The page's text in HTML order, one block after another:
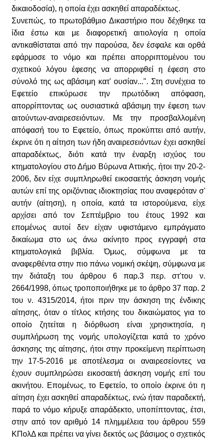
δικαιοδοσία), η οποία έχει ασκηθεί απαραδέκτως.
Συνεπώς, το πρωτοβάθμιο Δικαστήριο που δέχθηκε τα
ίδια έστω και με διαφορετική αιτιολογία η οποία
αντικαθίσταται από την παρούσα, δεν έσφαλε και ορθά
εφάρμοσε το νόμο και πρέπει απορριπτομένου του
σχετικού λόγου έφεσης να απορριφθεί η έφεση στο
σύνολό της ως αβάσιμη κατ' ουσίαν...". Στη συνέχεια το
Εφετείο επικύρωσε την πρωτόδικη απόφαση,
απορρίπτοντας ως ουσιαστικά αβάσιμη την έφεση των
αιτούντων-αναιρεσειόντων. Με την προσβαλλομένη
απόφασή του το Εφετείο, όπως προκύπτει από αυτήν,
έκρινε ότι η αίτηση των ήδη αναιρεσειόντων έχει ασκηθεί
απαραδέκτως, διότι κατά την έναρξη ισχύος του
κτηματολογίου στο Δήμο Βύρωνα Αττικής, ήτοι την 20-2-
2006, δεν είχε συμπληρωθεί εικοσαετής άσκηση νομής
αυτών επί της οριζόντιας ιδιοκτησίας που αναφερόταν σ'
αυτήν (αίτηση), η οποία, κατά τα ιστορούμενα, είχε
αρχίσει από τον Σεπτέμβριο του έτους 1992 και
επομένως αυτοί δεν είχαν υφιστάμενο εμπράγματο
δικαίωμα στο ως άνω ακίνητο προς εγγραφή στα
κτηματολογικά βιβλία. Όμως, σύμφωνα με τα
αναφερθέντα στην πιο πάνω νομική σκέψη, σύμφωνα με
την διάταξη του άρθρου 6 παρ.3 περ. στ'του ν.
2664/1998, όπως τροποποιήθηκε με το άρθρο 37 παρ. 2
του ν. 4315/2014, ήτοι πριν την άσκηση της ένδικης
αίτησης, όταν ο τίτλος κτήσης του δικαιώματος για το
οποίο ζητείται η διόρθωση είναι χρησικτησία, η
συμπλήρωση της νομής υπολογίζεται κατά το χρόνο
άσκησης της αίτησης, ήτοι στην προκείμενη περίπτωση
την 17-5-2016 με αποτέλεσμα οι αναιρεσείοντες να
έχουν συμπληρώσει εικοσαετή άσκηση νομής επί του
ακινήτου. Επομένως, το Εφετείο, το οποίο έκρινε ότι η
αίτηση έχει ασκηθεί απαραδέκτως, ενώ ήταν παραδεκτή,
παρά το νόμο κήρυξε απαράδεκτο, υποπίπτοντας, έτσι,
στην από τον αριθμό 14 πλημμέλεια του άρθρου 559
ΚΠολΔ και πρέπει να γίνει δεκτός ως βάσιμος ο σχετικός